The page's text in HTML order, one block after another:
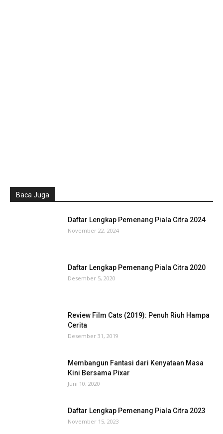
Baca Juga
Daftar Lengkap Pemenang Piala Citra 2024
November 22, 2024
Daftar Lengkap Pemenang Piala Citra 2020
Desember 5, 2020
Review Film Cats (2019): Penuh Riuh Hampa
Cerita
Desember 31, 2019
Membangun Fantasi dari Kenyataan Masa
Kini Bersama Pixar
Juni 10, 2020
Daftar Lengkap Pemenang Piala Citra 2023
November 15, 2023